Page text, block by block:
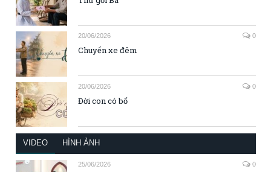
20/06/2026 0
Chuyến xe đêm
20/06/2026 0
Đời con có bố
VIDEO HÌNH ẢNH
25/06/2026 0